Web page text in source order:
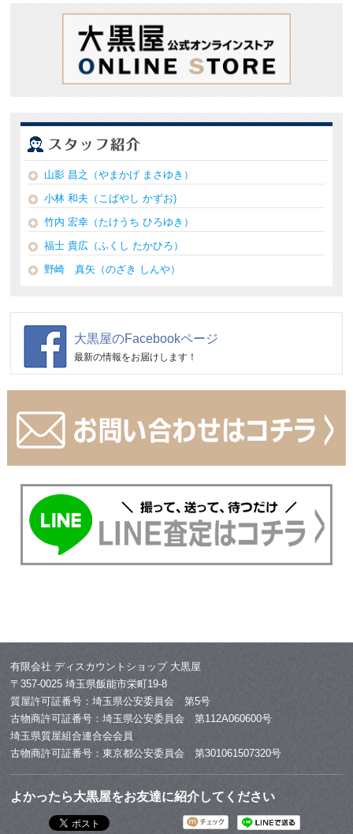
山影 昌之（やまかげ まさゆき）
小林 和夫（こばやし かずお)
竹内 宏幸（たけうち ひろゆき）
福士 貴広（ふくし たかひろ）
野崎 真矢（のざき しんや）
大黒屋のFacebookページ
最新の情報をお届けします！
有限会社 ディスカウントショップ 大黒屋
〒357-0025 埼玉県飯能市栄町19-8
質屋許可証番号：埼玉県公安委員会 第5号
古物商許可証番号：埼玉県公安委員会 第112A060600号
埼玉県質屋組合連合会会員
古物商許可証番号：東京都公安委員会 第301061507320号
よかったら大黒屋をお友達に紹介してください